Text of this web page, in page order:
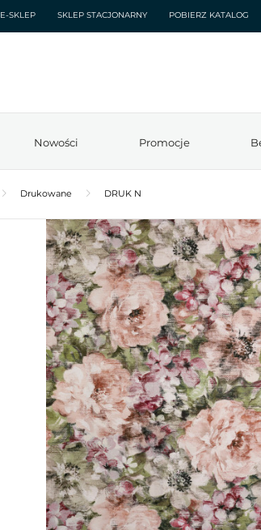
E-SKLEP SKLEP STACJONARNY POBIERZ KATALOG
Nowości Promocje
Drukowane DRUK N